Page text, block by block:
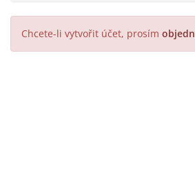
Chcete-li vytvořit účet, prosím